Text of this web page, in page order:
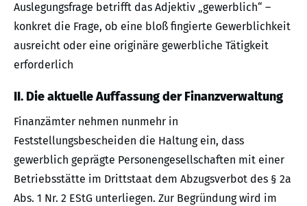
Auslegungsfrage betrifft das Adjektiv „gewerblich“ –
konkret die Frage, ob eine bloß fingierte Gewerblichkeit
ausreicht oder eine originäre gewerbliche Tätigkeit
erforderlich
II. Die aktuelle Auffassung der Finanzverwaltung
Finanzämter nehmen nunmehr in
Feststellungsbescheiden die Haltung ein, dass
gewerblich geprägte Personengesellschaften mit einer
Betriebsstätte im Drittstaat dem Abzugsverbot des § 2a
Abs. 1 Nr. 2 EStG unterliegen. Zur Begründung wird im